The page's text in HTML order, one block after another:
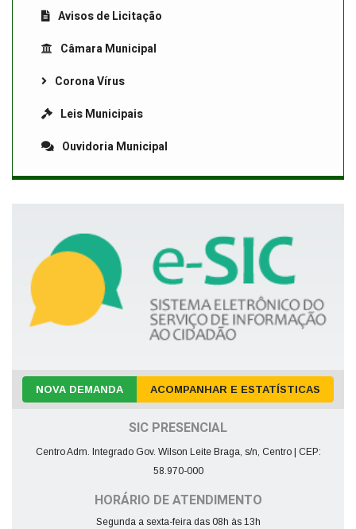
Avisos de Licitação
Câmara Municipal
Corona Vírus
Leis Municipais
Ouvidoria Municipal
NOVA DEMANDA ACOMPANHAR E ESTATÍSTICAS
SIC PRESENCIAL
Centro Adm. Integrado Gov. Wilson Leite Braga, s/n, Centro | CEP:
58.970-000
HORÁRIO DE ATENDIMENTO
Segunda a sexta-feira das 08h às 13h